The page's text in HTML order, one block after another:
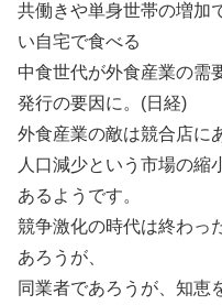
共働きや単身世帯の増加
い自宅で食べる
中食世代が外食産業の需
発行の要因に。(日経)
外食産業の敵は競合店に
人口減少という市場の縮
あるようです。
競争激化の時代は終わっ
あろうが、
同業者であろうが、知恵